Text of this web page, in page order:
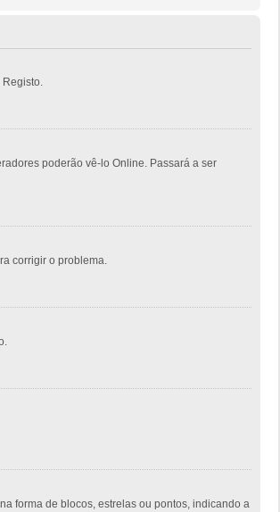
Registo.
poderão vê-lo Online. Passará a ser
corrigir o problema.
forma de blocos, estrelas ou pontos, indicando a